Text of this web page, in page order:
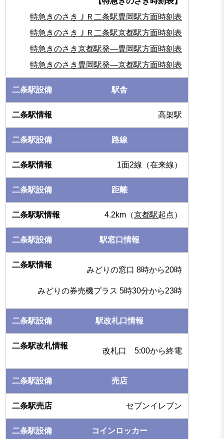
特急きのさきＪＲ二条駅豊岡駅方面時刻表
特急きのさきＪＲ二条駅京都駅方面時刻表
特急きのさき京都駅発―豊岡駅方面時刻表
特急きのさき豊岡駅発―京都駅方面時刻表
駅舎
高架駅
路線
1面2線（在来線）
距離
4.2km（京都駅起点）
駅窓口情報
みどりの窓口 8時から20時
みどりの券売機プラス 5時30分から23時
駅改札口情報
改札口 5:00から終電
売店
セブンイレブン
コインロッカー